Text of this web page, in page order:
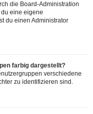
die Board-Administration
eine eigene
du einen Administrator
farbig dargestellt?
verschiedene
zu identifizieren sind.